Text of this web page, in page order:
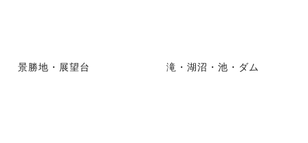
景勝地・展望台 滝・湖沼・池・ダム